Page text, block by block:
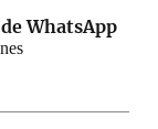
WhatsApp